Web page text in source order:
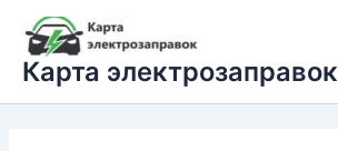
Перейти
содержимому
Карта электрозаправок